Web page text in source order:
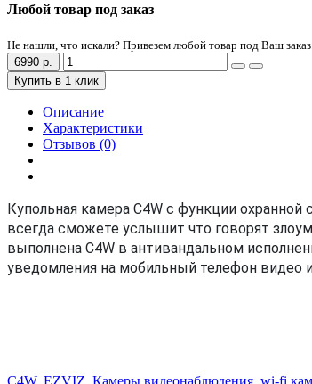
Любой товар под заказ
Не нашли, что искали? Привезем любой товар под Ваш заказ.
6990 р.
Купить в 1 клик
Описание
Характеристики
Отзывов (0)
Купольная камера C4W с функции
всегда сможете услышит что говорят
выполнена C4W в антивандальном
уведомления на мобильный телефон видео
C4W, EZVIZ Камеры видеонаблюдения wi-fi